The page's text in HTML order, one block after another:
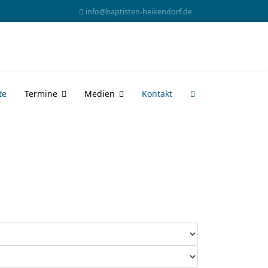
info@baptisten-heikendorf.de
Termine Medien Kontakt